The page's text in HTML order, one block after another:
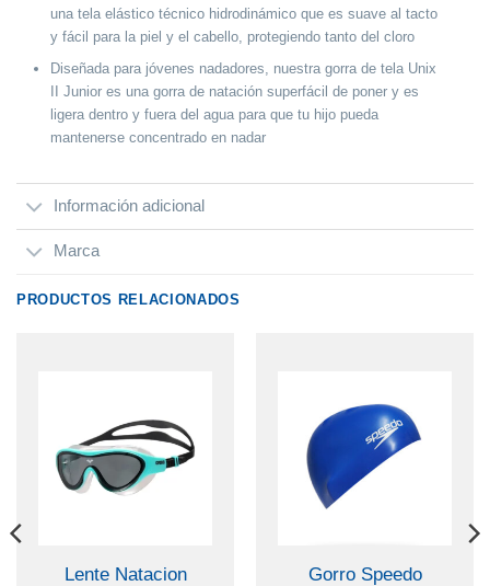
una tela elástico técnico hidrodinámico que es suave al tacto
y fácil para la piel y el cabello, protegiendo tanto del cloro
Diseñada para jóvenes nadadores, nuestra gorra de tela Unix
II Junior es una gorra de natación superfácil de poner y es
ligera dentro y fuera del agua para que tu hijo pueda
mantenerse concentrado en nadar
Información adicional
Marca
PRODUCTOS RELACIONADOS
Lente Natacion
Gorro Speedo